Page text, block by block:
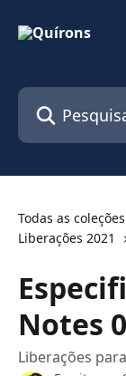
Pesquisar
Todas as coleções
Liberações 2021
Notes
Liberações